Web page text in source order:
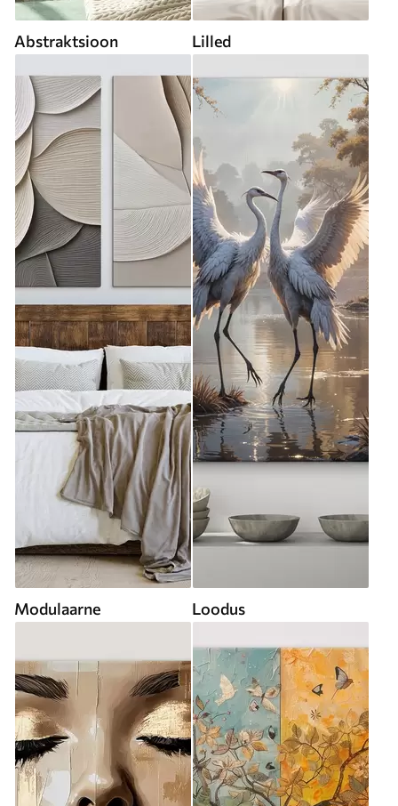
Abstraktsioon Lilled
Modulaarne Loodus